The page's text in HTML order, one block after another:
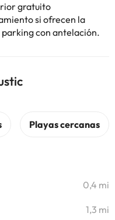
gratuito
si ofrecen la
con antelación.
0,4 mi
1,3 mi